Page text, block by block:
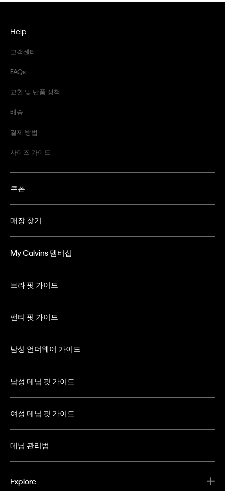
Help
고객센터
FAQs
교환 및 반품 정책
배송
결제 방법
사이즈 가이드
쿠폰
매장 찾기
My Calvins 멤버십
브라 핏 가이드
팬티 핏 가이드
남성 언더웨어 가이드
남성 데님 핏 가이드
여성 데님 핏 가이드
데님 관리법
Explore